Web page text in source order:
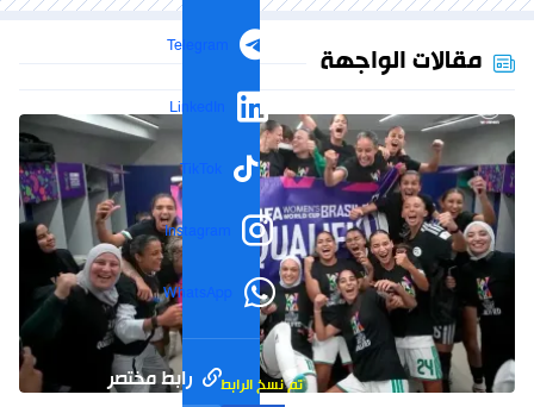
Telegram
LinkedIn
TikTok
Instagram
WhatsApp
رابط مختصر تم نسخ الرابط
مقالات الواجهة